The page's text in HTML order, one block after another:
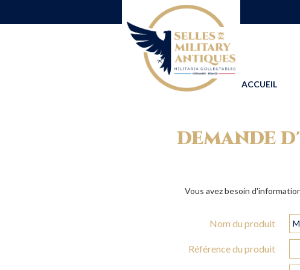
ACCUEIL
DEMANDE
Vous avez besoin
Nom du produit
Référence du produit